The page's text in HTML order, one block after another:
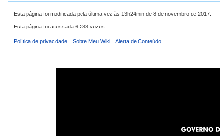
Esta página foi modificada pela última vez às 13h24min de 8 de novembro de 2017.
Esta página foi acessada 6 233 vezes.
Política de privacidade Sobre Meu Wiki Alerta de Conteúdo